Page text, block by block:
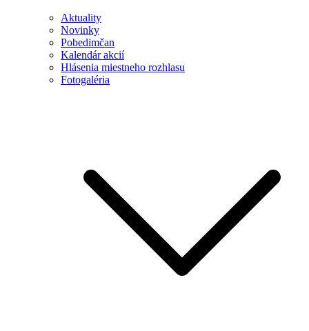
Aktuality
Novinky
Pobedimčan
Kalendár akcií
Hlásenia miestneho rozhlasu
Fotogaléria